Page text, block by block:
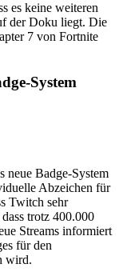
es keine weiteren
der Doku liegt. Die
7 von Fortnite
System
neue Badge-System
Abzeichen für
Twitch sehr
trotz 400.000
Streams informiert
für den
wird.